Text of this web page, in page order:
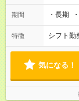
期間 ・長期
特徴 シフト勤
気になる！